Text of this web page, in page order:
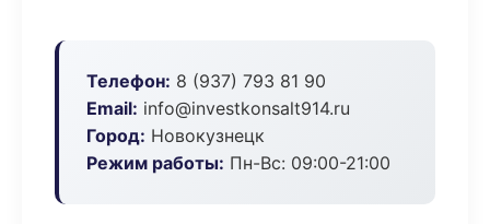
Телефон: 8 (937) 793 81 90
Email: info@investkonsalt914.ru
Город: Новокузнецк
Режим работы: Пн-Вс: 09:00-21:00